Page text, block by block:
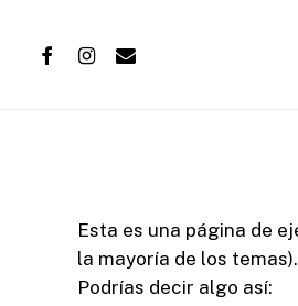
facebookinstagram
email
Esta es una página de
la mayoría de los
Podrías decir algo así: